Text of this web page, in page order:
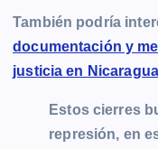
k
e
r
p
También podría
documentación y
justicia en
Estos cierres
represión, en